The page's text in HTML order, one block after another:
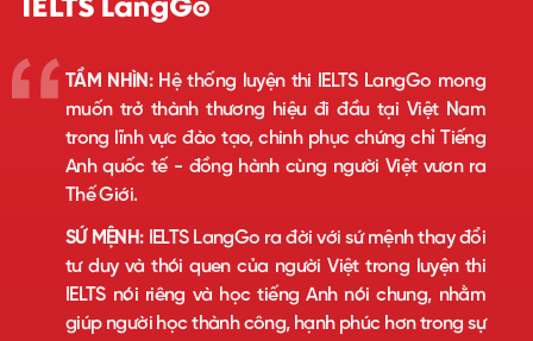
TẦM NHÌN:Hệ thống luyện thi IELTS LangGo mong
muốn trở thành thương hiệu đi đầu tại Việt Nam
trong lĩnh vực đào tạo, chinh phục chứng chỉ Tiếng
Anh quốc tế - đồng hành cùng người Việt vươn ra
Thế Giới.
SỨ MỆNH:IELTS LangGo ra đời với sứ mệnh thay đổi
tư duy và thói quen của người Việt trong luyện thi
IELTS nói riêng và học tiếng Anh nói chung, nhằm
giúp người học thành công, hạnh phúc hơn trong sự